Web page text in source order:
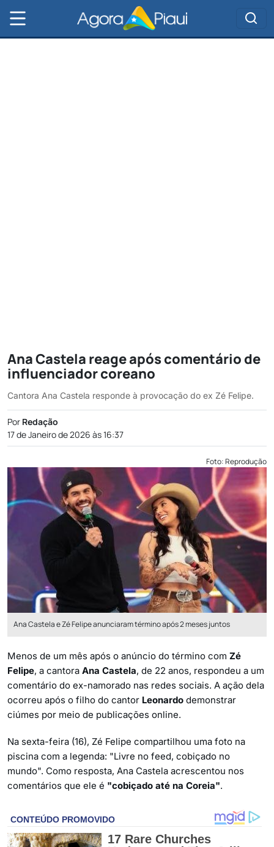
Ana Castela reage após comentário de
influenciador coreano
Cantora Ana Castela responde à provocação do ex Zé Felipe.
Por Redação
17 de Janeiro de 2026 às 16:37
Foto: Reprodução
Ana Castela e Zé Felipe anunciaram término após 2 meses juntos
Menos de um mês após o anúncio do término com Zé
Felipe, a cantora Ana Castela, de 22 anos, respondeu a um
comentário do ex-namorado nas redes sociais. A ação dela
ocorreu após o filho do cantor Leonardo demonstrar
ciúmes por meio de publicações online.
Na sexta-feira (16), Zé Felipe compartilhou uma foto na
piscina com a legenda: "Livre no feed, cobiçado no
mundo". Como resposta, Ana Castela acrescentou nos
comentários que ele é "cobiçado até na Coreia".